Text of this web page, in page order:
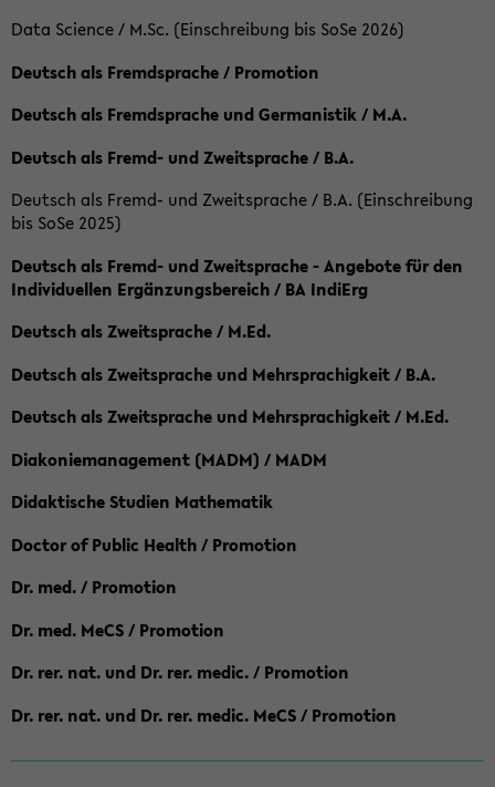
Data Science / M.Sc. (Einschreibung bis SoSe 2026)
Deutsch als Fremdsprache / Promotion
Deutsch als Fremdsprache und Germanistik / M.A.
Deutsch als Fremd- und Zweitsprache / B.A.
Deutsch als Fremd- und Zweitsprache / B.A. (Einschreibung
bis SoSe 2025)
Deutsch als Fremd- und Zweitsprache - Angebote für den
Individuellen Ergänzungsbereich / BA IndiErg
Deutsch als Zweitsprache / M.Ed.
Deutsch als Zweitsprache und Mehrsprachigkeit / B.A.
Deutsch als Zweitsprache und Mehrsprachigkeit / M.Ed.
Diakoniemanagement (MADM) / MADM
Didaktische Studien Mathematik
Doctor of Public Health / Promotion
Dr. med. / Promotion
Dr. med. MeCS / Promotion
Dr. rer. nat. und Dr. rer. medic. / Promotion
Dr. rer. nat. und Dr. rer. medic. MeCS / Promotion